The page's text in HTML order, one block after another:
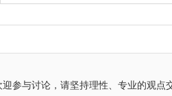
迎参与讨论，请坚持理性、专业的观点